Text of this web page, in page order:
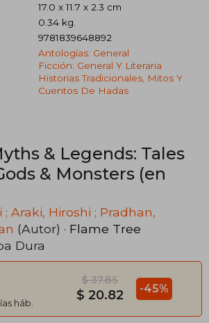
17.0 x 11.7 x 2.3 cm
0.34 kg.
9781839648892
Antologías: General
Ficción: General Y Literaria
Historias Tradicionales, Mitos Y
Cuentos De Hadas
& Legends: Tales
& Monsters (en
Araki, Hiroshi ; Pradhan,
(Autor) · Flame Tree
Dura
háb.
$ 37.85
$ 20.82 -45%